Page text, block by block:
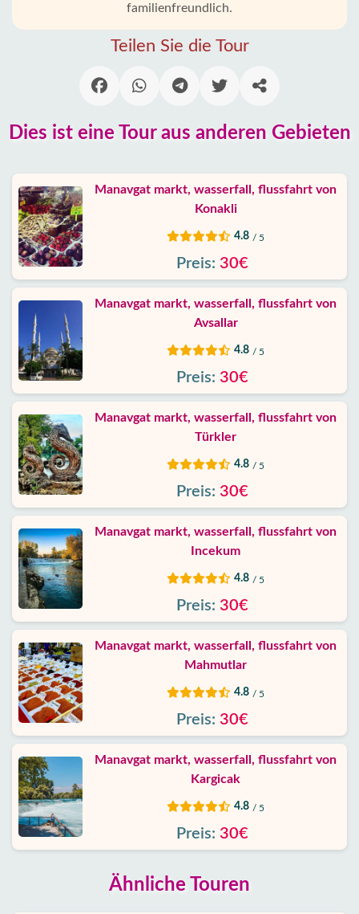
Alanya
Google
Über
uns
Dienste
Haftung
Schutz
Daten
Kontakt
familienfreundlich.
Teilen Sie die Tour
Dies ist eine Tour aus anderen Gebieten
Manavgat markt, wasserfall, flussfahrt von
Konakli
4.8 / 5
Preis: 30€
Manavgat markt, wasserfall, flussfahrt von
Avsallar
4.8 / 5
Preis: 30€
Manavgat markt, wasserfall, flussfahrt von
Türkler
4.8 / 5
Preis: 30€
Manavgat markt, wasserfall, flussfahrt von
Incekum
4.8 / 5
Preis: 30€
Manavgat markt, wasserfall, flussfahrt von
Mahmutlar
4.8 / 5
Preis: 30€
Manavgat markt, wasserfall, flussfahrt von
Kargicak
4.8 / 5
Preis: 30€
Ähnliche Touren